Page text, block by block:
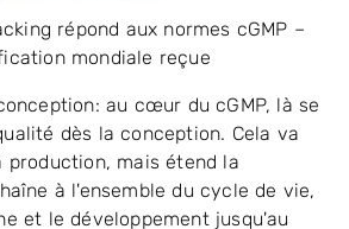
répond aux normes cGMP –
mondiale reçue
au cœur du cGMP, là se
dès la conception. Cela va
production, mais étend la
à l'ensemble du cycle de vie,
et le développement jusqu'au